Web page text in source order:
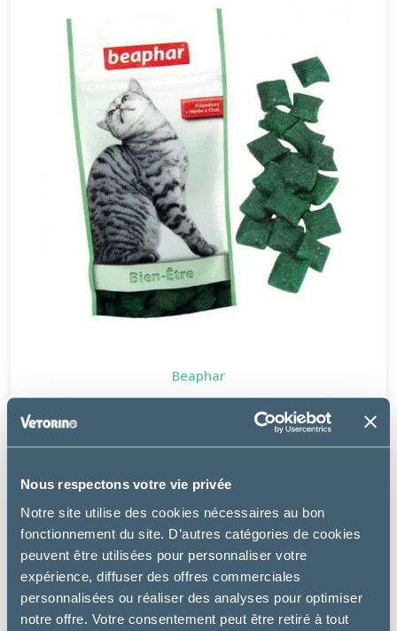
Nous respectons votre vie privée
Notre site utilise des cookies nécessaires au bon
fonctionnement du site. D’autres catégories de cookies
peuvent être utilisées pour personnaliser votre
expérience, diffuser des offres commerciales
personnalisées ou réaliser des analyses pour optimiser
notre offre. Votre consentement peut être retiré à tout
Beaphar
FRIANDISES BIEN-ÊTRE CHAT
2.99 €